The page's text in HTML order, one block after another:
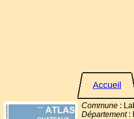
Accueil
Commune :
Département: